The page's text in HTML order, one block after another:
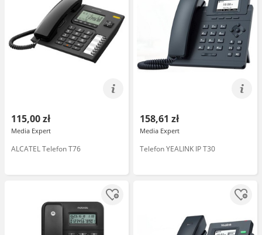
115,00 zł
Media Expert
ALCATEL Telefon T76
158,61 zł
Media Expert
Telefon YEALINK IP T30